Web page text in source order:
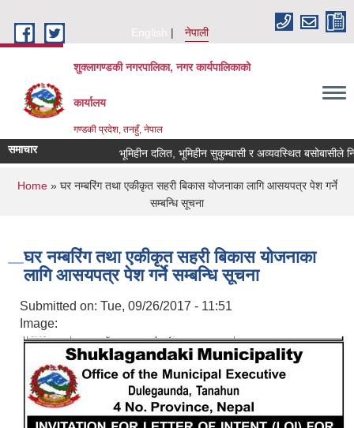
English
नेपाली
शुक्लागण्डकी नगरपालिका, नगर कार्यपालिकाको
कार्यालय
गण्डकी प्रदेश, तनहुँ, नेपाल
समाचार भूमिहीन दलित, भूमिहीन सुकुम्बासी र अव्यवस्थित बसोबासीले
You are here
Home» घर नम्बरिंग तथा एकीकृत सहरी बिकास योजनाका लागि आसयपत्र पेश गर्ने
सम्बन्धि सूचना
घर नम्बरिंग तथा एकीकृत सहरी बिकास योजनाका
लागि आसयपत्र पेश गर्ने सम्बन्धि सूचना
Submitted on: Tue, 09/26/2017 - 11:51
Image: